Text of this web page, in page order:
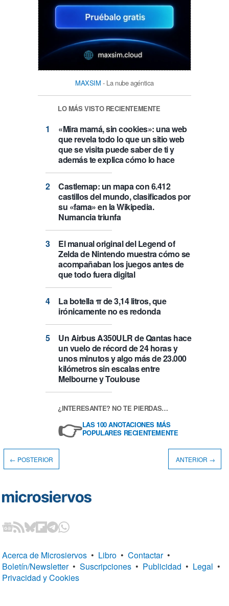
MAXSIM - La nube agéntica
LO MÁS VISTO RECIENTEMENTE
«Mira mamá, sin cookies»: una web
que revela todo lo que un sitio web
que se visita puede saber de ti y
además te explica cómo lo hace
Castlemap: un mapa con 6.412
castillos del mundo, clasificados por
su «fama» en la Wikipedia.
Numancia triunfa
El manual original del Legend of
Zelda de Nintendo muestra cómo se
acompañaban los juegos antes de
que todo fuera digital
La botella π de 3,14 litros, que
irónicamente no es redonda
Un Airbus A350ULR de Qantas hace
un vuelo de récord de 24 horas y
unos minutos y algo más de 23.000
kilómetros sin escalas entre
Melbourne y Toulouse
¿INTERESANTE? NO TE PIERDAS…
👉LAS 100 ANOTACIONES MÁS
POPULARES RECIENTEMENTE
← POSTERIOR ANTERIOR →
Acerca de Microsiervos • Libro • Contactar •
Boletín/Newsletter • Suscripciones • Publicidad • Legal •
Privacidad y Cookies